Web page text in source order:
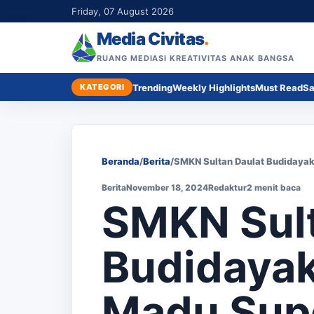
Friday, 07 August 2026
Media Civitas.
RUANG MEDIASI KREATIVITAS ANAK BANGSA
KATEGORI TrendingWeekly HighlightsMust Read
Beranda/Berita/SMKN Sultan Daulat
BeritaNovember 18, 2024Redaktur2 menit baca
SMKN